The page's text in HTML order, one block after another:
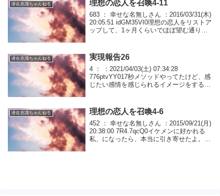
潜在意識ちゃんねる 理想の恋人を召喚4-11
683 ： 幸せな名無しさん ：2016/03/31(木)
20:05:51 idGM35VI0理想の恋人をリストア
ップして、1ヶ月くらいでほぼ望む通りの
なのもあり...
潜在意識ちゃんねる 実現報告26
4 ： ：2021/04/03(土) 07:34:28
776ptvYY017秒メソッドやってたけど、感
じたい感情を感じられるイメージをするの
が沸くときもあれば何も...
潜在意識ちゃんねる 理想の恋人を召喚4-6
452 ： 幸せな名無しさん ：2015/09/21(月)
20:38:00 7R4.7qcQ0イケメンに好かれる
私、になったら、本当に引き寄せたよ。イ